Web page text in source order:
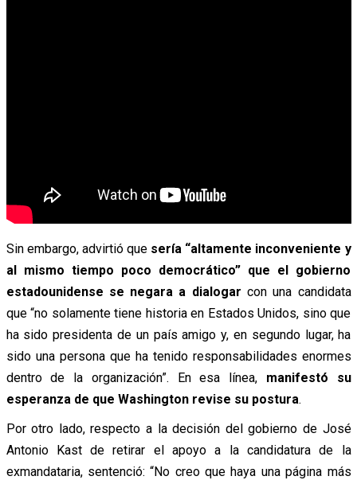
Sin embargo, advirtió quesería “altamente inconveniente y
al mismo tiempo poco democrático” que el gobierno
estadounidense se negara a dialogar con una candidata
que “no solamente tiene historia en Estados Unidos, sino que
ha sido presidenta de un país amigo y, en segundo lugar, ha
sido una persona que ha tenido responsabilidades enormes
dentro de la organización”. En esa línea, manifestó su
esperanza de que Washington revise su postura.
Por otro lado, respecto a la decisión del gobierno de José
Antonio Kast de retirar el apoyo a la candidatura de la
exmandataria, sentenció: “No creo que haya una página más